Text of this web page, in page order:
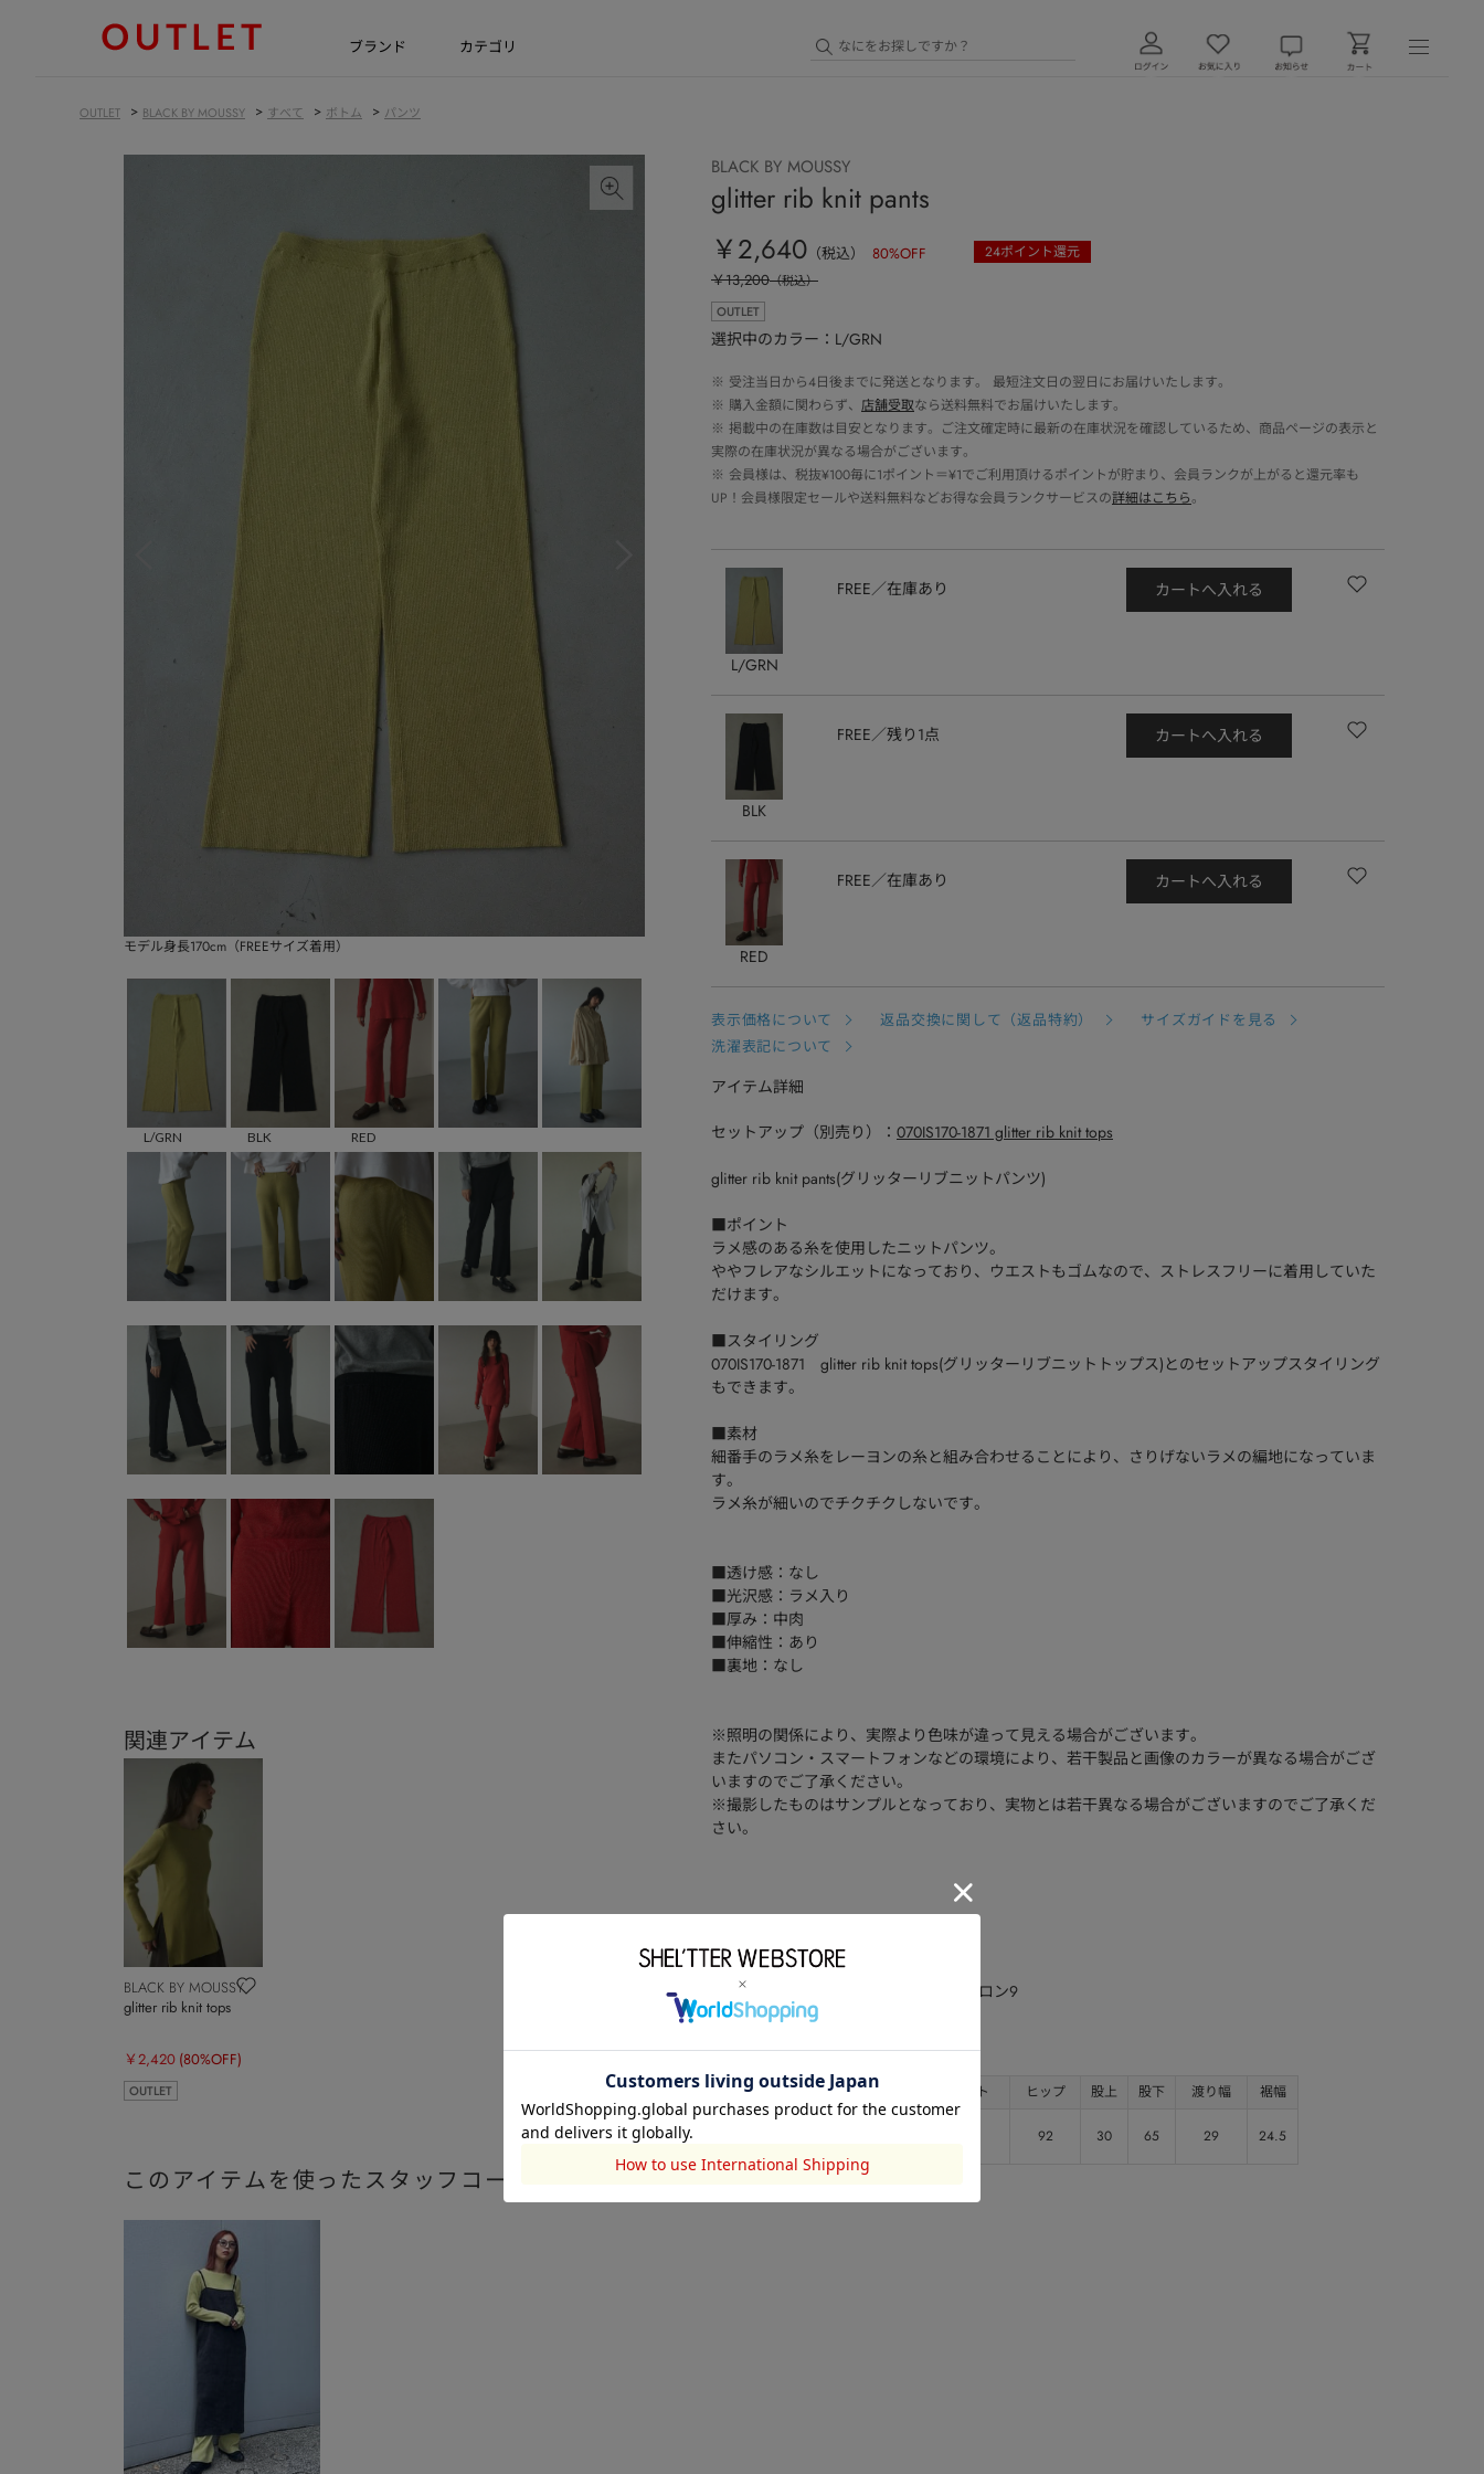
ブランド カテゴリ
OUTLET > BLACK BY MOUSSY > すべて > ボトム > パンツ
モデル身長170cm（FREEサイズ着用）
L/GRN BLK RED
関連アイテム
BLACK BY MOUSSY
glitter rib knit tops
￥2,420 (80%OFF)
OUTLET
BLACK BY MOUSSY
glitter rib knit pants
￥2,640 （税込） 80%OFF 24ポイント還元
￥13,200（税込）
OUTLET
選択中のカラー：L/GRN
※ 受注当日から4日後までに発送となります。 最短注文日の翌日にお届けいたします。
※ 購入金額に関わらず、 店舗受取なら送料無料でお届けいたします。
※ 掲載中の在庫数は目安となります。ご注文確定時に最新の在庫状況を確認しているため、商品ページの表示と
実際の在庫状況が異なる場合がございます。
※ 会員様は、税抜¥100毎に1ポイント＝¥1でご利用頂けるポイントが貯まり、会員ランクが上がると還元率も
UP！会員様限定セールや送料無料などお得な会員ランクサービスの詳細はこちら。
L/GRN
FREE 在庫あり カートへ入れる
BLK
FREE 残り1点 カートへ入れる
RED
FREE 在庫あり カートへ入れる
表示価格について 返品交換に関して（返品特約）
サイズガイドを見る
洗濯表記について
アイテム詳細
セットアップ（別売り）： 070IS170-1871 glitter rib knit tops
glitter rib knit pants(グリッターリブニットパンツ)
■ポイント
ラメ感のある糸を使用したニットパンツ。
ややフレアなシルエットになっており、ウエストもゴムなので、ストレスフリーに着用していた
だけます。
■スタイリング
070IS170-1871 glitter rib knit tops(グリッターリブニットトップス)とのセットアップスタイリング
もできます。
■素材
細番手のラメ糸をレーヨンの糸と組み合わせることにより、さりげないラメの編地になっていま
す。
ラメ糸が細いのでチクチクしないです。
■透け感：なし
■光沢感：ラメ入り
■厚み：中肉
■伸縮性：あり
■裏地：なし
※照明の関係により、実際より色味が違って見える場合がございます。
またパソコン・スマートフォンなどの環境により、若干製品と画像のカラーが異なる場合がござ
いますのでご了承ください。
※撮影したものはサンプルとなっており、実物とは若干異なる場合がございますのでご了承くだ
さい。
品番 070IS171-0281
素材
レーヨン58ポリエステル33ナイロン9
洗濯表示
サイズ
サイズ ウエスト ヒップ 股上 股下 渡り幅 裾幅
92 30 65 29 24.5
このアイテムを使ったスタッフコーディネート